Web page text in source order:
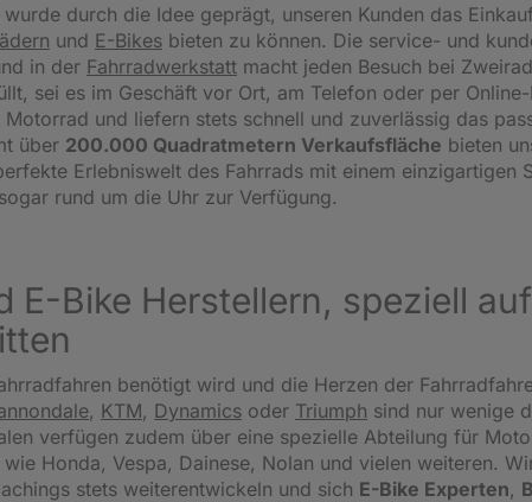
durch die Idee geprägt, unseren Kunden das
und E-Bikes bieten zu können. Die service- und
in der Fahrradwerkstatt macht jeden Besuch bei
sei es im Geschäft vor Ort, am Telefon oder per
und liefern stets schnell und zuverlässig das
über 200.000 Quadratmetern Verkaufsfläche bieten
Erlebniswelt des Fahrrads mit einem einzigartigen
rund um die Uhr zur Verfügung.
E-Bike Herstellern, speziell
benötigt wird und die Herzen der
, KTM, Dynamics oder Triumph sind nur wenige
verfügen zudem über eine spezielle Abteilung für
Honda, Vespa, Dainese, Nolan und vielen weiteren.
stets weiterentwickeln und sich E-Bike Experten,